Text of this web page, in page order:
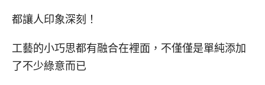
都讓人印象深刻！
工藝的小巧思都有融合在裡面，不僅僅是單純添加
了不少綠意而已